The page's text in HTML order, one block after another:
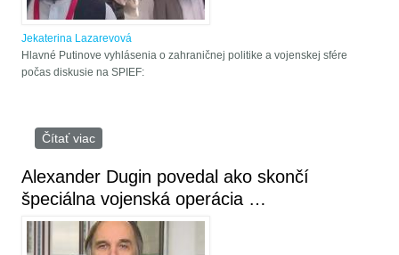
Jekaterina Lazarevová
Hlavné Putinove vyhlásenia o zahraničnej politike a vojenskej sfére
počas diskusie na SPIEF:
Čítať viac
Západu
Alexander Dugin povedal ako skončí
špeciálna vojenská operácia …